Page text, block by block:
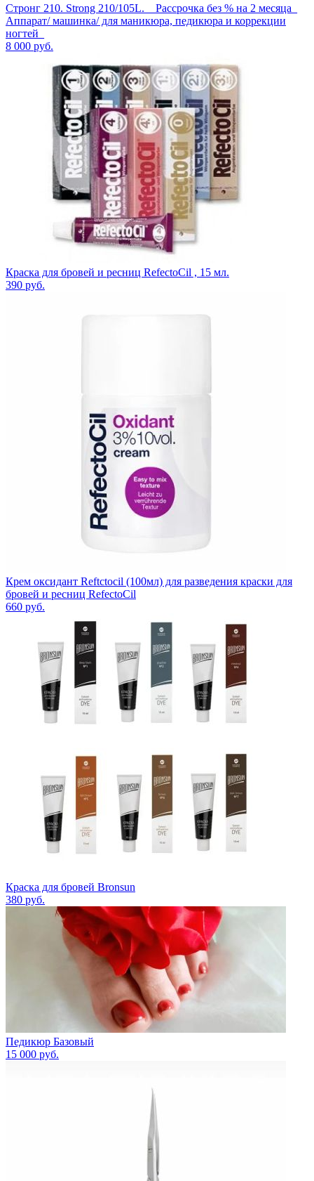
Стронг 210. Strong 210/105L. _ Рассрочка без % на 2 месяца_
Аппарат/ машинка/ для маникюра, педикюра и коррекции
ногтей_
8 000 руб.
Краска для бровей и ресниц RefectoCil , 15 мл.
390 руб.
Крем оксидант Reftctocil (100мл) для разведения краски для
бровей и ресниц RefectoCil
660 руб.
Краска для бровей Bronsun
380 руб.
Педикюр Базовый
15 000 руб.